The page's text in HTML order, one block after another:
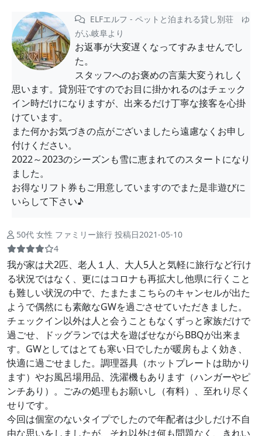
ELFエルフ - ペットと泊まれる貸し別荘 ゆ
がふ岐阜より
お返事が大変遅くなってすみませんでし
た。
スタッフへのお褒めの言葉大変うれしく
思います。貸別荘ですのでお目に掛かれるのはチェック
イン時だけになりますが、出来るだけ丁寧な接客を心掛
けています。
また何かお気づきの点がございましたら遠慮なくお申し
付けください。
2022～2023のシーズンも雪に恵まれてのスタートになり
ました。
お得なリフト券もご用意していますのでまた是非遊びに
いらして下さい♪
50代 女性 ファミリー旅行 投稿日2021-05-10
4
我が家は犬2匹、老人１人、大人5人と気軽に旅行など行け
る状況ではなく、更にはコロナも再拡大し他県に行くこと
も難しい状況の中で、たまたまこちらのキャンセルが出た
ようで偶然にも素敵なGWを過ごさせていただきました。
チェックイン以外は人と会うこともなくずっと家族だけで
過ごせ、ドッグランでは犬を遊ばせながらBBQが出来ま
す。GWとしてはとても寒い日でしたが暖房もよく効き、
快適に過ごせました。調理器具（ホットプレートは助かり
ます）やお風呂場用品、洗濯機もあります（ハンガーやピ
ンチあり）。ごみの処理もお願いし（有料）、至れり尽く
せりです。
今回は個室のないタイプでしたので年配者は少しだけ不自
由な思いをしましたが、それ以外は何も問題なく、きれい